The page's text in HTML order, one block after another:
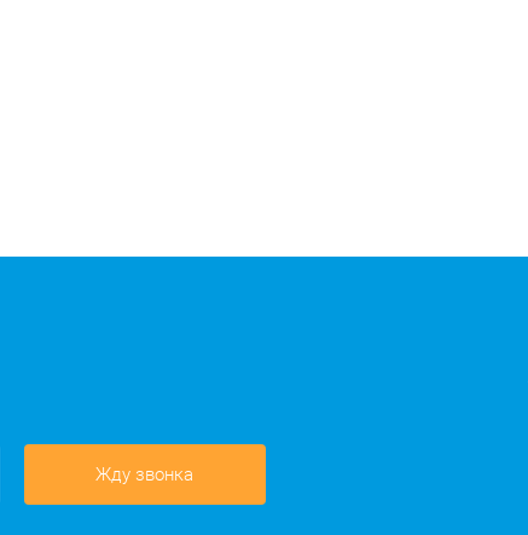
Жду звонка